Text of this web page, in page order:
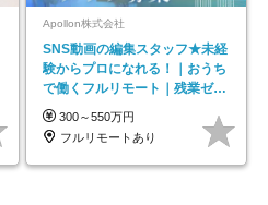
Apollon株式会社
SNS動画の編集スタッフ★未経
験からプロになれる！｜おうち
で働くフルリモート｜残業ゼロ
で18時退勤◎
300～550万円
フルリモートあり